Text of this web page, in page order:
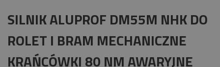
SILNIK ALUPROF DM55M NHK DO
ROLET I BRAM MECHANICZNE
KRAŃCÓWKI 80 NM AWARYJNE